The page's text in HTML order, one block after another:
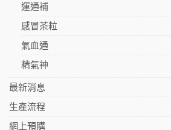
運通補
感冒茶粒
氣血通
精氣神
最新消息
生產流程
網上預購